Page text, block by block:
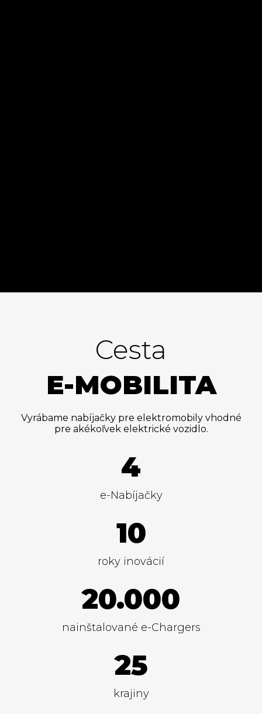
Cesta
E-MOBILITA
Vyrábame nabíjačky pre elektromobily vhodné
pre akékoľvek elektrické vozidlo.
4
e-Nabíjačky
10
roky inovácií
20.000
nainštalované e-Chargers
25
krajiny